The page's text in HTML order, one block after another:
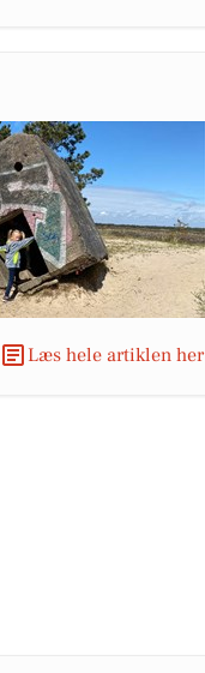
Læs hele artiklen her